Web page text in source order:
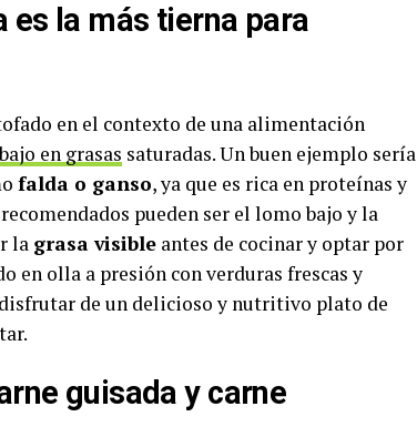
es la más tierna para
en el contexto de una alimentación
bajo en grasas saturadas. Un buen ejemplo sería
falda o ganso, ya que es rica en proteínas y
pueden ser el lomo bajo y la
la grasa visible antes de cocinar y optar por
en olla a presión con verduras frescas y
de un delicioso y nutritivo plato de
guisada y carne